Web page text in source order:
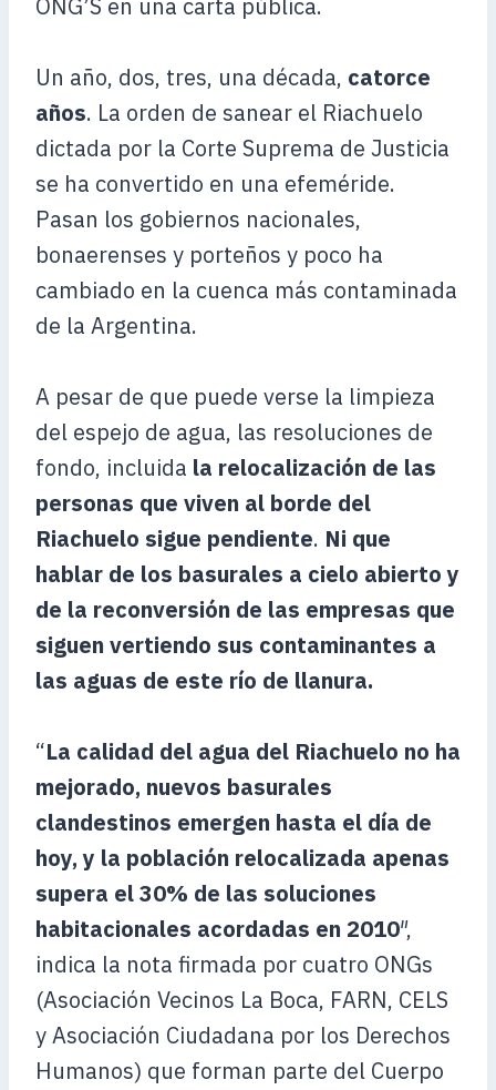
ONG’S en una carta pública.
Un año, dos, tres, una década, catorce
años. La orden de sanear el Riachuelo
dictada por la Corte Suprema de Justicia
se ha convertido en una efeméride.
Pasan los gobiernos nacionales,
bonaerenses y porteños y poco ha
cambiado en la cuenca más contaminada
de la Argentina.
A pesar de que puede verse la limpieza
del espejo de agua, las resoluciones de
fondo, incluida la relocalización de las
personas que viven al borde del
Riachuelo sigue pendiente. Ni que
hablar de los basurales a cielo abierto y
de la reconversión de las empresas que
siguen vertiendo sus contaminantes a
las aguas de este río de llanura.
“La calidad del agua del Riachuelo no ha
mejorado, nuevos basurales
clandestinos emergen hasta el día de
hoy, y la población relocalizada apenas
supera el 30% de las soluciones
habitacionales acordadas en 2010″,
indica la nota firmada por cuatro ONGs
(Asociación Vecinos La Boca, FARN, CELS
y Asociación Ciudadana por los Derechos
Humanos) que forman parte del Cuerpo